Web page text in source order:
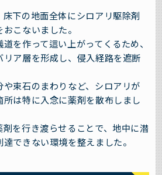
下の地面全体にシロアリ駆除剤
こないました。
を作って這い上がってくるため、
ア層を形成し、侵入経路を遮断
束石のまわりなど、シロアリが
所は特に入念に薬剤を散布しまし
を行き渡らせることで、地中に潜
できない環境を整えました。